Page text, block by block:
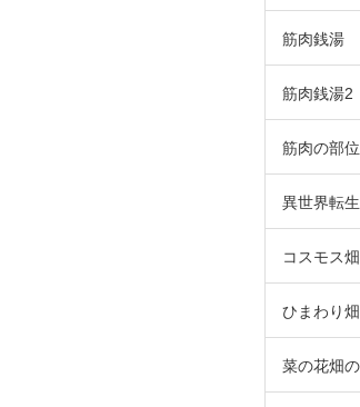
筋肉銭湯
筋肉銭湯2
筋肉の部
異世界転
コスモス
ひまわり
菜の花畑